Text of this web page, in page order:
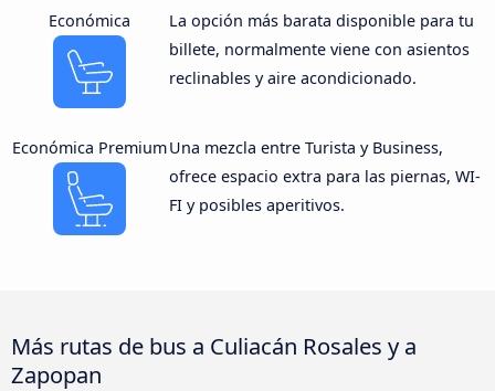
Económica
La opción más barata disponible para tu
billete, normalmente viene con asientos
reclinables y aire acondicionado.
Económica PremiumUna mezcla entre Turista y Business,
ofrece espacio extra para las piernas, WI-
FI y posibles aperitivos.
Más rutas de bus a Culiacán Rosales y a
Zapopan